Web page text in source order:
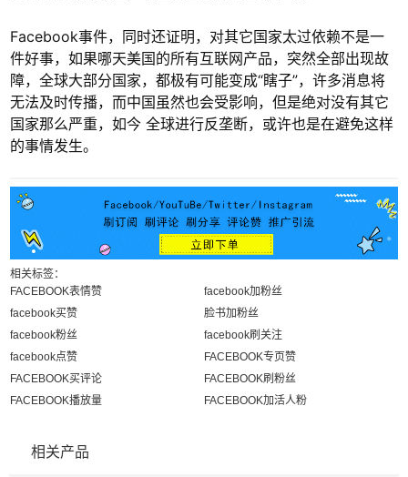
Facebook事件，同时还证明，对其它国家太过依赖不是一
件好事，如果哪天美国的所有互联网产品，突然全部出现故
障，全球大部分国家，都极有可能变成“瞎子”，许多消息将
无法及时传播，而中国虽然也会受影响，但是绝对没有其它
国家那么严重，如今 全球进行反垄断，或许也是在避免这样
的事情发生。
相关标签：
FACEBOOK表情赞
facebook加粉丝
facebook买赞
脸书加粉丝
facebook粉丝
facebook刷关注
facebook点赞
FACEBOOK专页赞
FACEBOOK买评论
FACEBOOK刷粉丝
FACEBOOK播放量
FACEBOOK加活人粉
相关产品